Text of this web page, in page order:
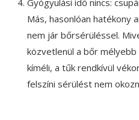
Gyógyulási idő nincs:
Más, hasonlóan hatékony
nem jár bőrsérüléssel.
közvetlenül a bőr
kíméli, a tűk rendkívül
felszíni sérülést nem